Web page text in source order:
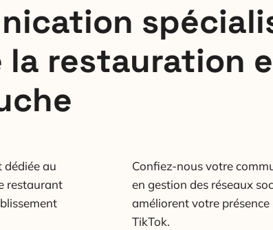
la restauration
au
restaurant
Confiez-nous votre
en gestion des réseaux
améliorent votre
TikTok.